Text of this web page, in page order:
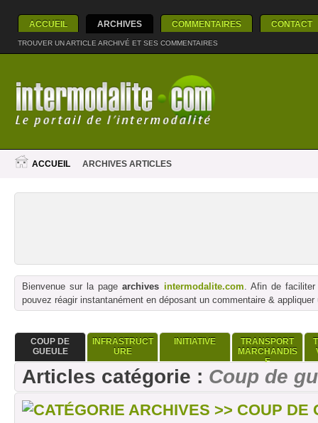
ACCUEIL ARCHIVES COMMENTAIRES CONTACT
TROUVER UN ARTICLE ARCHIVÉ ET SES COMMENTAIRES
ACCUEIL ARCHIVES ARTICLES
Bienvenue sur la pagearchives intermodalite.com. Afin de
pouvez réagir instantanément en déposant un commentaire & appliquer
COUP DE
GUEULE
INFRASTRUCT
URE
INITIATIVE
TRANSPORT
MARCHANDIS
E
Articles catégorie : Coup de
CATÉGORIE ARCHIVES >> COUP DE